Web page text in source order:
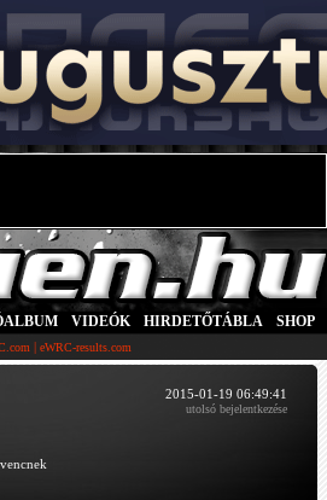
VIDEÓK HIRDETŐTÁBLA SHOP
| eWRC-results.com
2015-01-19 06:49:41
utolsó bejelentkezése